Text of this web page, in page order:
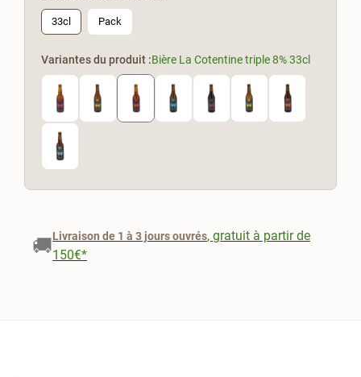
33cl Pack
Variantes du produit :Bière La Cotentine triple 8% 33cl
🚚Livraison de 1 à 3 jours ouvrés, gratuit à partir de
150€*